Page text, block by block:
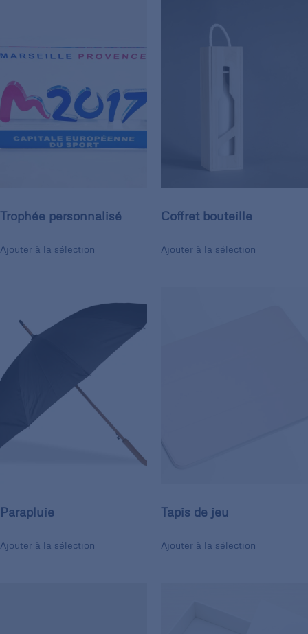
Trophée personnalisé
Ajouter à la sélection
Coffret bouteille
Ajouter à la sélection
Parapluie
Ajouter à la sélection
Tapis de jeu
Ajouter à la sélection